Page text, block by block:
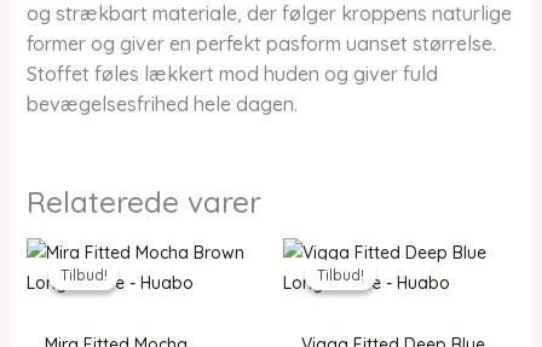
og strækbart materiale, der følger kroppens naturlige
former og giver en perfekt pasform uanset størrelse.
Stoffet føles lækkert mod huden og giver fuld
bevægelsesfrihed hele dagen.
Relaterede varer
Tilbud!
Tilbud! Tilbud!
Tilbud!